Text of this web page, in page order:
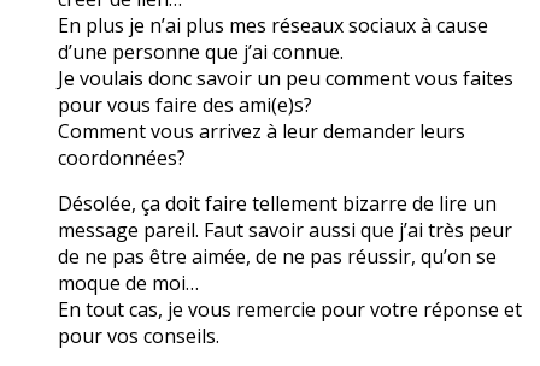
En plus je n’ai plus mes réseaux sociaux à cause
d’une personne que j’ai connue.
Je voulais donc savoir un peu comment vous faites
pour vous faire des ami(e)s?
Comment vous arrivez à leur demander leurs
coordonnées?
Désolée, ça doit faire tellement bizarre de lire un
message pareil. Faut savoir aussi que j’ai très peur
de ne pas être aimée, de ne pas réussir, qu’on se
moque de moi…
En tout cas, je vous remercie pour votre réponse et
pour vos conseils.